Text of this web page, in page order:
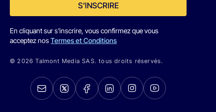
S'INSCRIRE
En cliquant sur s'inscrire, vous confirmez que vous
acceptez nosTermes et Conditions
© 2026 Talmont Media SAS. tous droits réservés.